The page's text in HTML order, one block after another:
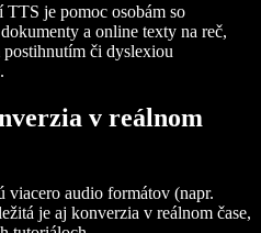
je pomoc osobám so
a online texty na reč,
či dyslexiou
v reálnom
viacero audio formátov (napr.
je aj konverzia v reálnom čase,